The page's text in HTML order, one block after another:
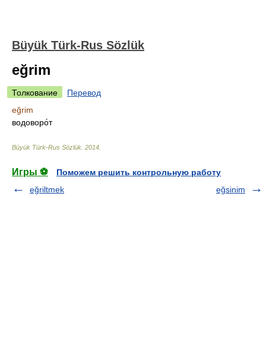
Büyük Türk-Rus Sözlük
eğrim
Толкование
Перевод
eğrim
водоворо́т
Büyük Türk-Rus Sözlük 2014
Игры ⚽
Поможем решить контрольную работу
eğriltmek
eğsinim